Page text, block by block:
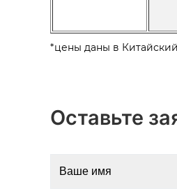
*цены даны в
Оставьте